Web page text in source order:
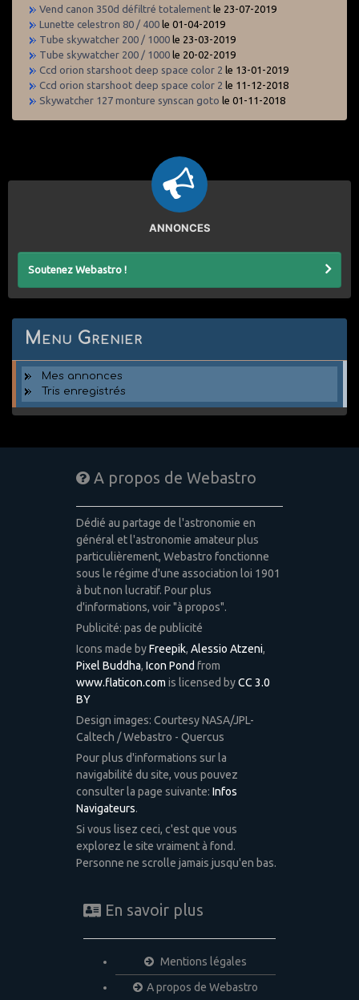
Vend canon 350d défiltré totalement le 23-07-2019
Lunette celestron 80 / 400 le 01-04-2019
Tube skywatcher 200 / 1000 le 23-03-2019
Tube skywatcher 200 / 1000 le 20-02-2019
Ccd orion starshoot deep space color 2 le 13-01-2019
Ccd orion starshoot deep space color 2 le 11-12-2018
Skywatcher 127 monture synscan goto le 01-11-2018
ANNONCES
Soutenez Webastro !
Menu Grenier
Mes annonces
Tris enregistrés
A propos de Webastro
Dédié au partage de l'astronomie en
général et l'astronomie amateur plus
particulièrement, Webastro fonctionne
sous le régime d'une association loi 1901
à but non lucratif. Pour plus
d'informations, voir "à propos".
Publicité: pas de publicité
Icons made byFreepik, Alessio Atzeni,
Pixel Buddha, Icon Pond from
www.flaticon.com is licensed byCC 3.0
BY
Design images: Courtesy NASA/JPL-
Caltech / Webastro - Quercus
Pour plus d'informations sur la
navigabilité du site, vous pouvez
consulter la page suivante: Infos
Navigateurs.
Si vous lisez ceci, c'est que vous
explorez le site vraiment à fond.
Personne ne scrolle jamais jusqu'en bas.
En savoir plus
Mentions légales
A propos de Webastro